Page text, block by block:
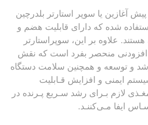
آغازین یا سوپر استارتر بلدرچین
شده که دارای قابلیت هضم و
علاوه بر این، سوپراستارتر
افزودنی منحصر بفرد است که نقش
و توسعه و همچنین سلامت دستگاه
ایمنی و افزایش قـابلیت
لازم بـرای رشد سـریع پـرنده در
ایفا مـی‌کننـد.